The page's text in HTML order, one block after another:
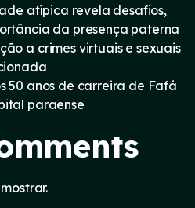
atípica revela desafios,
da presença paterna
a crimes virtuais e sexuais
50 anos de carreira de Fafá
paraense